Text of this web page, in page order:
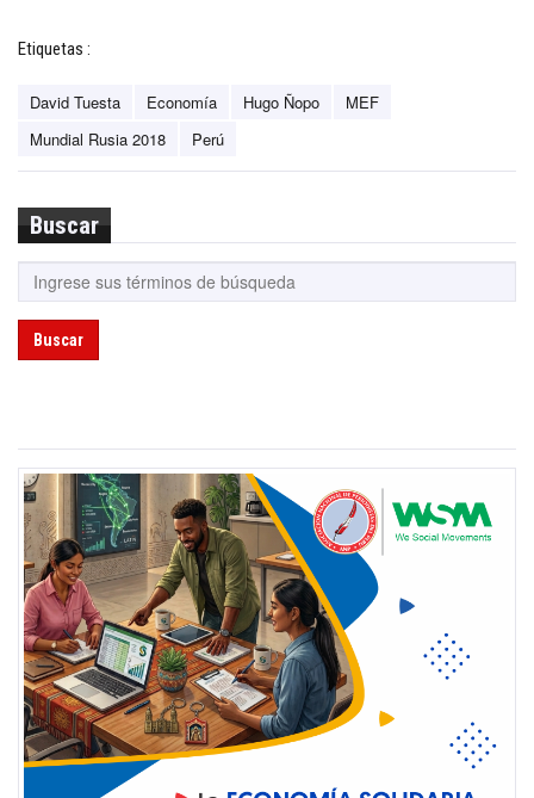
Etiquetas :
David Tuesta Economía Hugo Ñopo
MEF
Mundial Rusia 2018
Perú
Buscar
Buscar